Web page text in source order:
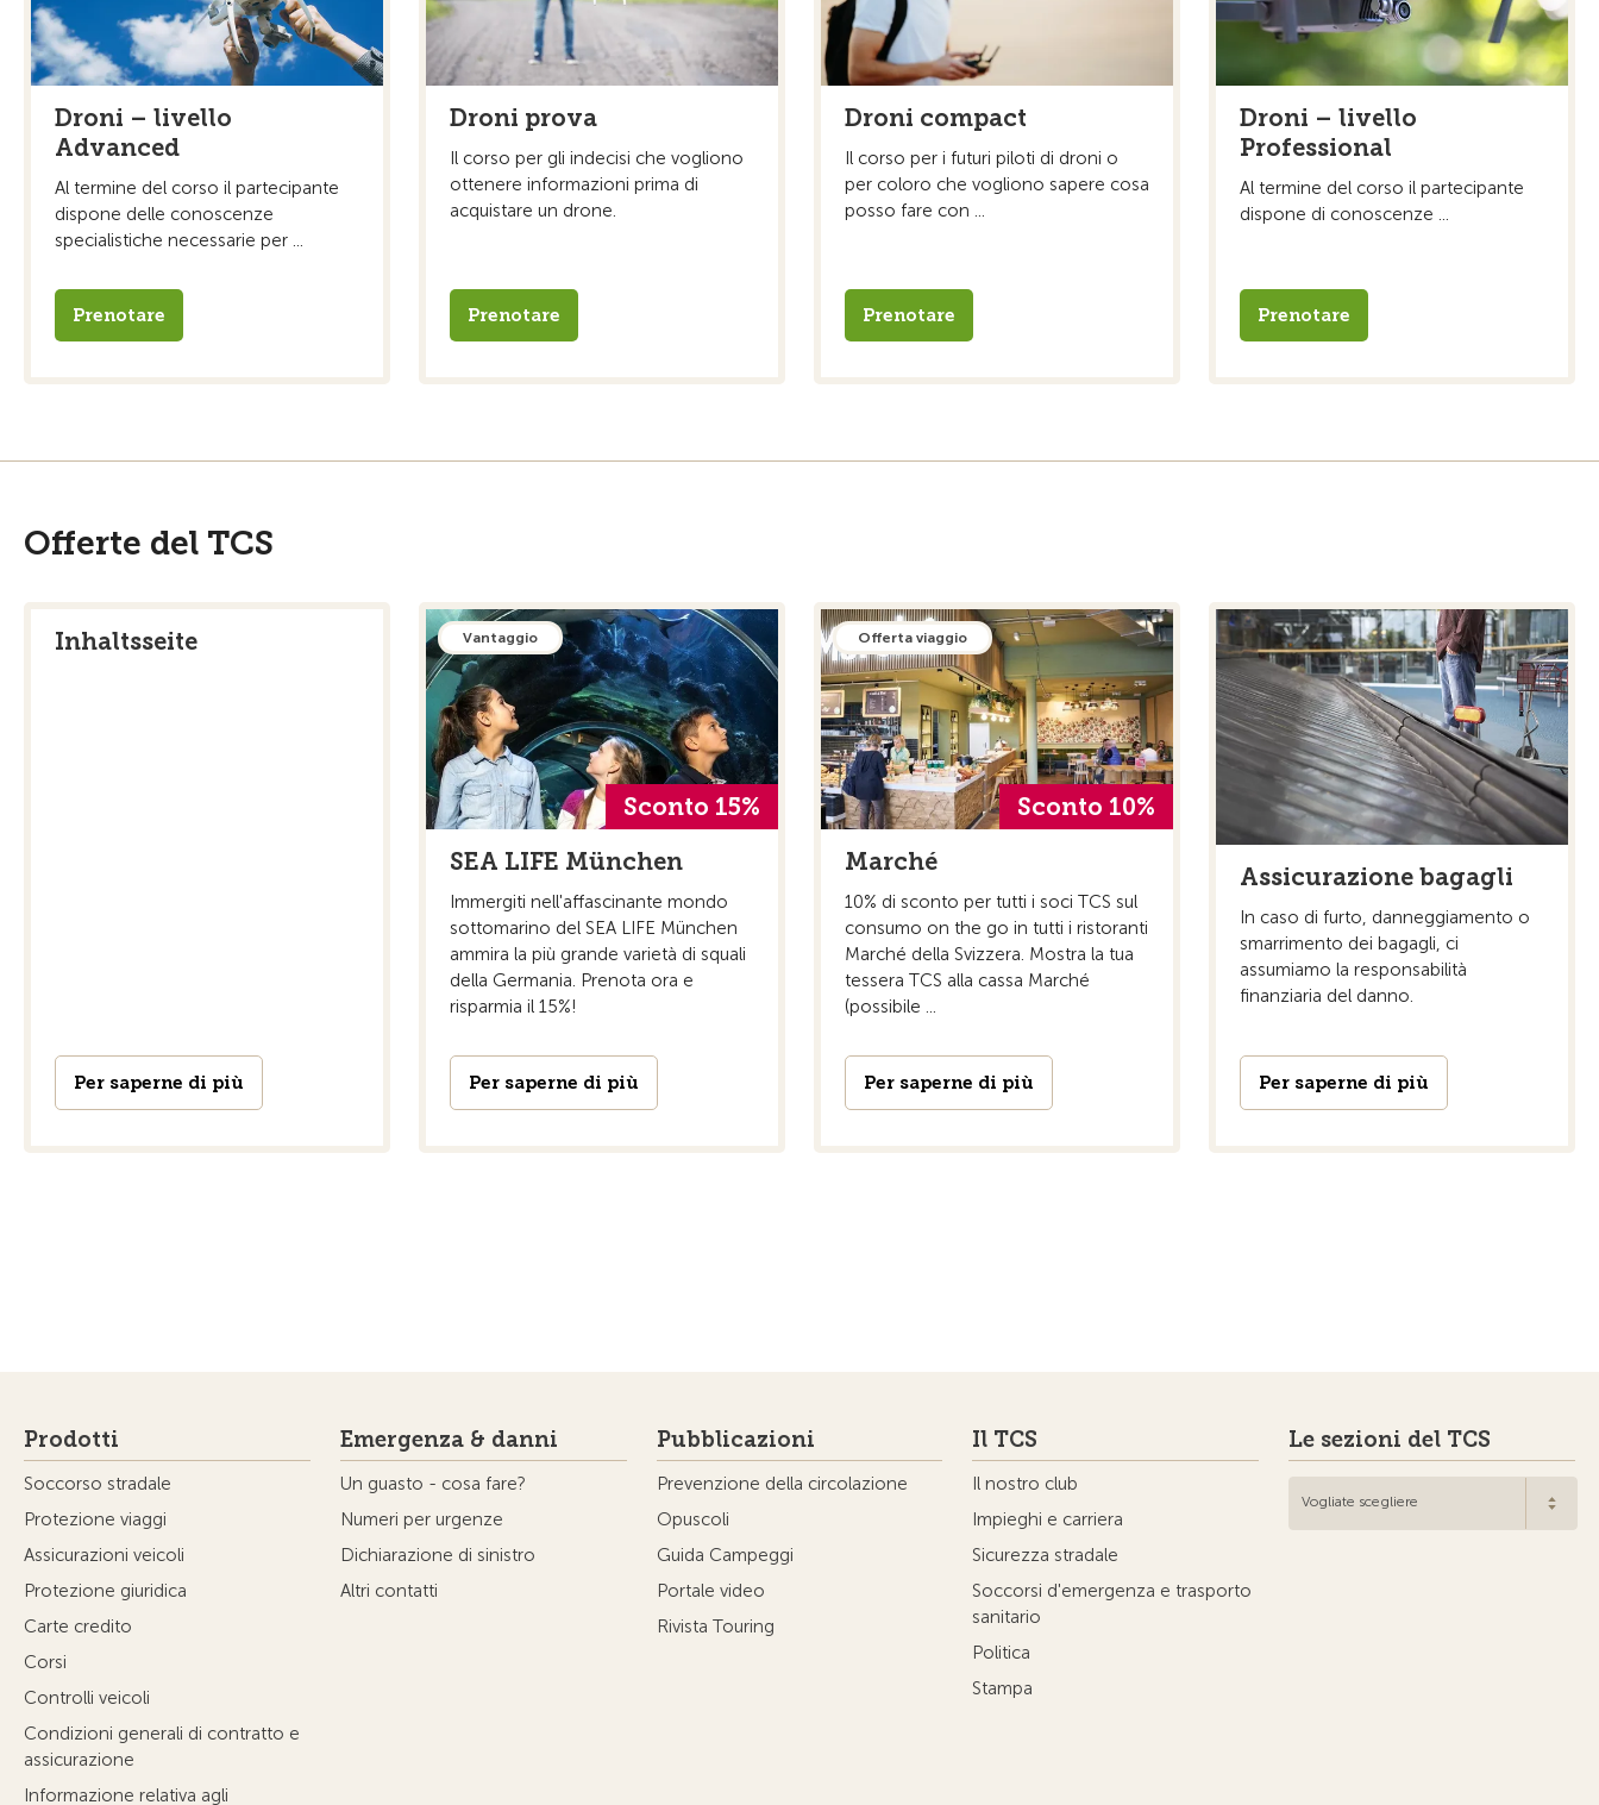
Droni – livello
Advanced
Al termine del corso il partecipante
dispone delle conoscenze
specialistiche necessarie per ...
Prenotare
Droni prova
Il corso per gli indecisi che vogliono
ottenere informazioni prima di
acquistare un drone.
Prenotare
Droni compact
Il corso per i futuri piloti di droni o
per coloro che vogliono sapere cosa
posso fare con ...
Prenotare
Droni – livello
Professional
Al termine del corso il partecipante
dispone di conoscenze ...
Prenotare
Offerte del TCS
Inhaltsseite
Per saperne di più
Vantaggio
Sconto 15%
SEA LIFE München
Immergiti nell'affascinante mondo
sottomarino del SEA LIFE München
ammira la più grande varietà di squali
della Germania. Prenota ora e
risparmia il 15%!
Per saperne di più
Offerta viaggio
Sconto 10%
Marché
10% di sconto per tutti i soci TCS sul
consumo on the go in tutti i ristoranti
Marché della Svizzera. Mostra la tua
tessera TCS alla cassa Marché
(possibile ...
Per saperne di più
Assicurazione bagagli
In caso di furto, danneggiamento o
smarrimento dei bagagli, ci
assumiamo la responsabilità
finanziaria del danno.
Per saperne di più
Prodotti
Soccorso stradale
Protezione viaggi
Assicurazioni veicoli
Protezione giuridica
Carte credito
Corsi
Controlli veicoli
Condizioni generali di contratto e
assicurazione
Informazione relativa agli
Emergenza & danni
Un guasto - cosa fare?
Numeri per urgenze
Dichiarazione di sinistro
Altri contatti
Pubblicazioni
Prevenzione della circolazione
Opuscoli
Guida Campeggi
Portale video
Rivista Touring
Il TCS
Il nostro club
Impieghi e carriera
Sicurezza stradale
Soccorsi d'emergenza e trasporto
sanitario
Politica
Stampa
Le sezioni del TCS
Vogliate scegliere